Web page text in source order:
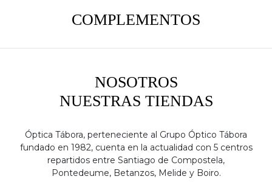
COMPLEMENTOS
NOSOTROS
NUESTRAS TIENDAS
Óptica Tábora, perteneciente al Grupo Óptico Tábora
fundado en 1982, cuenta en la actualidad con 5 centros
repartidos entre Santiago de Compostela,
Pontedeume, Betanzos, Melide y Boiro.